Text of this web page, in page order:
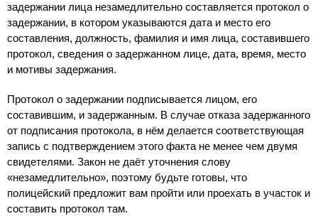
задержании лица незамедлительно составляется протокол о
задержании, в котором указываются дата и место его
составления, должность, фамилия и имя лица, составившего
протокол, сведения о задержанном лице, дата, время, место
и мотивы задержания.
Протокол о задержании подписывается лицом, его
составившим, и задержанным. В случае отказа задержанного
от подписания протокола, в нём делается соответствующая
запись с подтверждением этого факта не менее чем двумя
свидетелями. Закон не даёт уточнения слову
«незамедлительно», поэтому будьте готовы, что
полицейский предложит вам пройти или проехать в участок и
составить протокол там.